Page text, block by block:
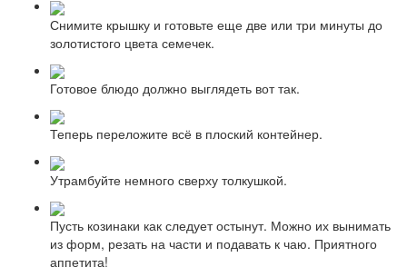
Снимите крышку и готовьте еще две или три минуты до
золотистого цвета семечек.
Готовое блюдо должно выглядеть вот так.
Теперь переложите всё в плоский контейнер.
Утрамбуйте немного сверху толкушкой.
Пусть козинаки как следует остынут. Можно их вынимать
из форм, резать на части и подавать к чаю. Приятного
аппетита!